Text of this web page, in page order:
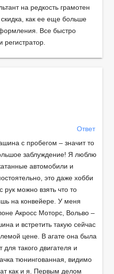
на редкость грамотен
скидка, как ее еще больше
Все быстро
Ответ
с пробегом – значит то
заблуждение! Я люблю
автомобили и
это даже хобби
рук можно взять что то
на конвейере. У меня
Акросс Моторс, Вольво –
и встретить такую сейчас
цене. В агате она была
такого двигателя и
тюнингованная, видимо
как и я. Первым делом